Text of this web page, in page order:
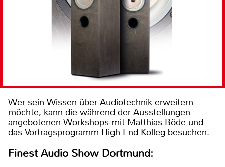
Wer sein Wissen über Audiotechnik erweitern
möchte, kann die während der Ausstellungen
angebotenen Workshops mit Matthias Böde und
das Vortragsprogramm High End Kolleg besuchen.
Finest Audio Show Dortmund: